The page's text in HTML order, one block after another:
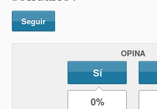
Seguir
OPINA
Sí
0%